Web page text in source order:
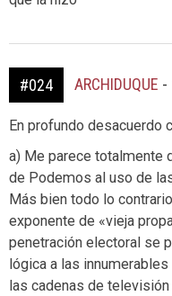
#024 ARCHIDUQUE -
En profundo desacuerdo
a) Me parece totalmente
de Podemos al uso de
Más bien todo lo
exponente de «vieja
penetración electoral se
lógica a las
las cadenas de